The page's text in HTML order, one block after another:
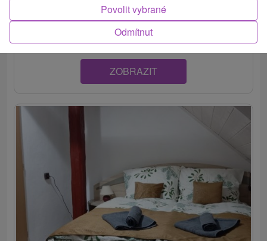
Útulné apartmány Alexander sa nachádzajú v blízkosti
známeho termálneho kúpaliska v...
ZOBRAZIT
Odmítnut
Povolit vybrané